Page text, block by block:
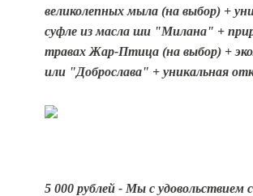
великолепных мыла (на выбор) +
суфле из масла ши "Милана" +
травах Жар-Птица (на выбор) +
или "Доброслава" + уникальная
5 000 рублей - Мы с удовольствием